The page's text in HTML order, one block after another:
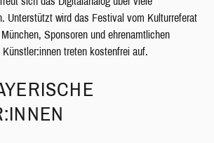
Unterstützt wird das Festival vom Kulturreferat
Sponsoren und ehrenamtlichen
treten kostenfrei auf.